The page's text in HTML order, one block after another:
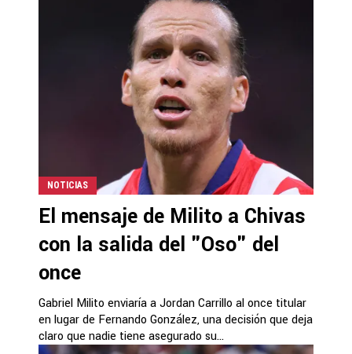
NOTICIAS
El mensaje de Milito a Chivas
con la salida del "Oso" del
once
Gabriel Milito enviaría a Jordan Carrillo al once titular
en lugar de Fernando González, una decisión que deja
claro que nadie tiene asegurado su...